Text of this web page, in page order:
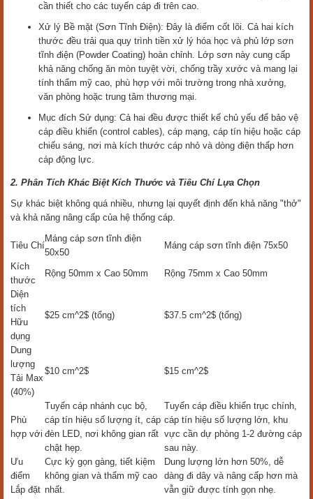
cần thiết cho các tuyến cáp đi trên cao.
Xử lý Bề mặt (Sơn Tĩnh Điện): Đây là điểm cốt lõi. Cả hai kích
thước đều trải qua quy trình tiền xử lý hóa học và phủ lớp sơn
tĩnh điện (Powder Coating) hoàn chỉnh. Lớp sơn này cung cấp
khả năng chống ăn mòn tuyệt vời, chống trầy xước và mang lại
tính thẩm mỹ cao, phù hợp với môi trường trong nhà xưởng,
văn phòng hoặc trung tâm thương mại.
Mục đích Sử dụng: Cả hai đều được thiết kế chủ yếu để bảo vệ
cáp điều khiển (control cables), cáp mạng, cáp tín hiệu hoặc cáp
chiếu sáng, nơi mà kích thước cáp nhỏ và dòng điện thấp hơn
cáp động lực.
2. Phân Tích Khác Biệt Kích Thước và Tiêu Chí Lựa Chọn
Sự khác biệt không quá nhiều, nhưng lại quyết định đến khả năng "thở"
và khả năng nâng cấp của hệ thống cáp.
Tiêu Chí
Máng cáp sơn tĩnh điện
50x50
Máng cáp sơn tĩnh điện 75x50
Kích
thước
Rộng 50mm x Cao 50mm
Rộng 75mm x Cao 50mm
Diện
tích
Hữu
dụng
$25 cm^2$ (tổng) $37.5 cm^2$ (tổng)
Dung
lượng
Tải Max
(40%)
$10 cm^2$ $15 cm^2$
Phù
hợp với
Tuyến cáp nhánh cục bộ,
cáp tín hiệu số lượng ít, cáp
đèn LED, nơi không gian rất
chật hẹp.
Tuyến cáp điều khiển trục chính,
cáp tín hiệu số lượng lớn, khu
vực cần dự phòng 1-2 đường cáp
sau này.
Ưu
điểm
Lắp đặt
Cực kỳ gọn gàng, tiết kiệm
không gian và thẩm mỹ cao
nhất.
Dung lượng lớn hơn 50%, dễ
dàng đi dây và nâng cấp hơn mà
vẫn giữ được tính gọn nhẹ.